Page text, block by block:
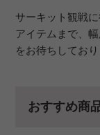
サーキット観戦
アイテムまで、
をお待ちしており
おすすめ商